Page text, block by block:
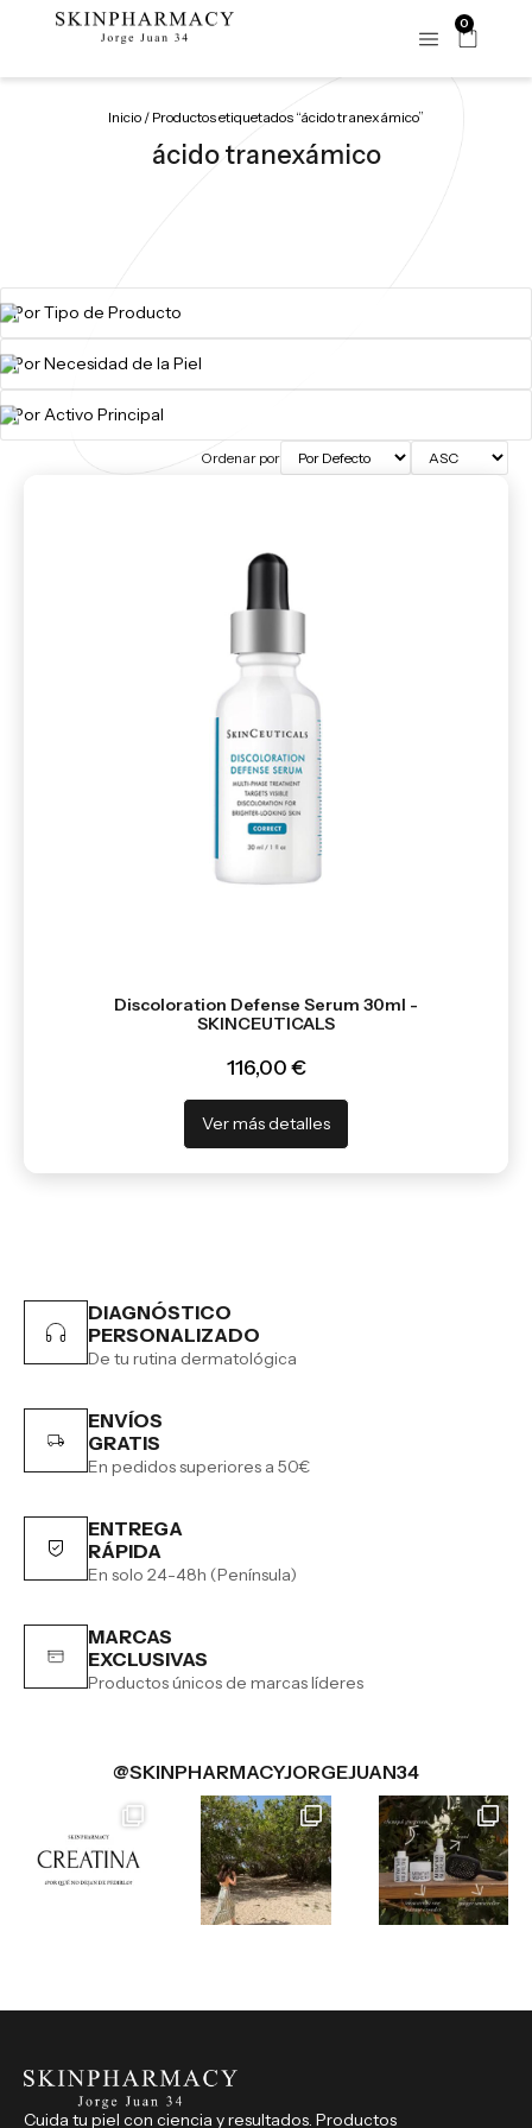
0
Inicio / Productos etiquetados “ácido tranexámico”
ácido tranexámico
Ordenar por
Discoloration Defense Serum 30ml -
SKINCEUTICALS
116,00 €
Ver más detalles
DIAGNÓSTICO
PERSONALIZADO
De tu rutina dermatológica
ENVÍOS
GRATIS
En pedidos superiores a 50€
ENTREGA
RÁPIDA
En solo 24-48h (Península)
MARCAS
EXCLUSIVAS
Productos únicos de marcas líderes
@SKINPHARMACYJORGEJUAN34
Cuida tu piel con ciencia y resultados. Productos